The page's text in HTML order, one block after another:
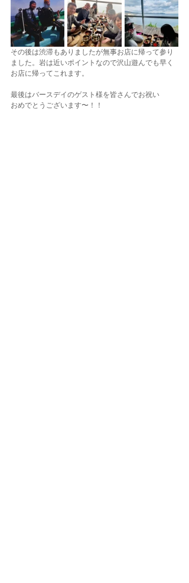
その後は渋滞もありましたが無事お店に帰って参り
ました。岩は近いポイントなので沢山遊んでも早く
お店に帰ってこれます。
最後はバースデイのゲスト様を皆さんでお祝い
おめでとうございます〜！！